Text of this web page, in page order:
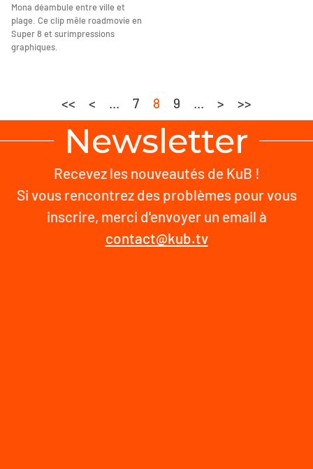
Mona déambule entre ville et
plage. Ce clip mêle roadmovie en
Super 8 et surimpressions
graphiques.
<< < ... 7 8 9 ... > >>
Newsletter
Recevez les nouveautés de KuB !
Si vous rencontrez des problèmes pour vous
inscrire, merci d'envoyer un email à
contact@kub.tv